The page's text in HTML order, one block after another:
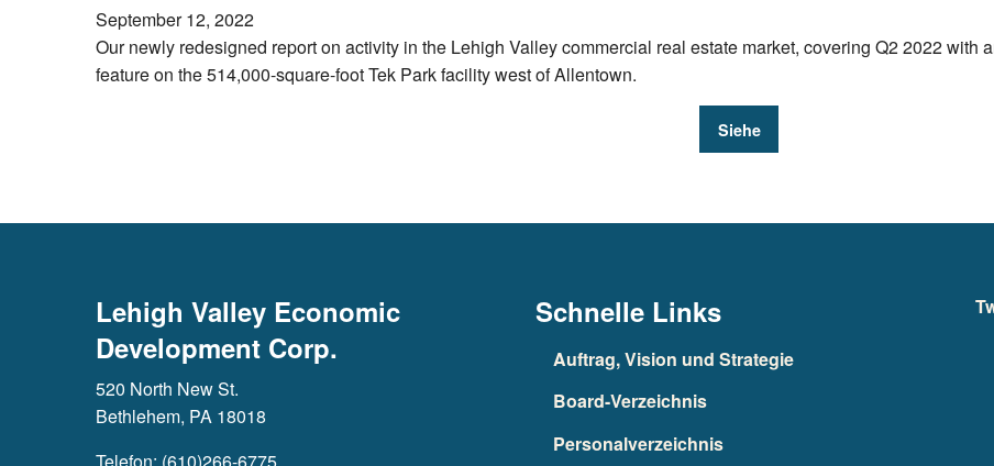
September 12, 2022
Our newly redesigned report on activity in the Lehigh Valley commercial real estate market, covering Q2 2022 with
feature on the 514,000-square-foot Tek Park facility west of Allentown.
Siehe
Lehigh Valley Economic
Development Corp.
520 North New St.
Bethlehem, PA 18018
Telefon: (610)266-6775
Schnelle Links
Auftrag, Vision und Strategie
Board-Verzeichnis
Personalverzeichnis